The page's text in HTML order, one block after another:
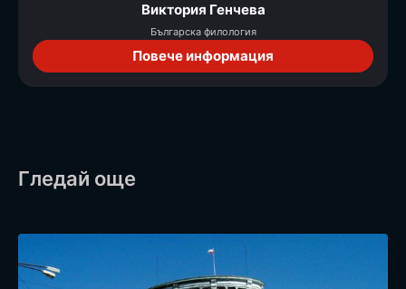
Виктория Генчева
Българска филология
Повече информация
Гледай още